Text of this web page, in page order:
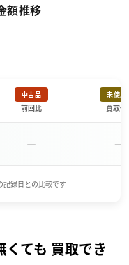
額推移
中古品
前回比
未使用
買取価
－ －
録日との比較です
ても 買取でき